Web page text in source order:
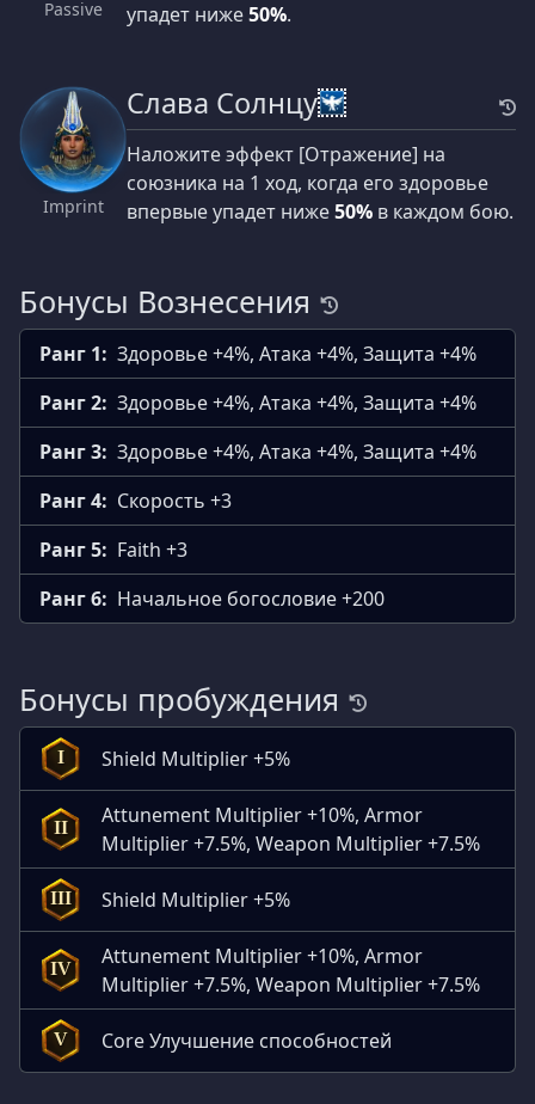
Passive упадет ниже50%.
Imprint
Слава Солнцу
Наложите эффект [Отражение] на
союзника на 1 ход, когда его здоровье
впервые упадет ниже50% в каждом бою.
Бонусы Вознесения
Ранг 1: Здоровье +4%, Атака +4%, Защита +4%
Ранг 2: Здоровье +4%, Атака +4%, Защита +4%
Ранг 3: Здоровье +4%, Атака +4%, Защита +4%
Ранг 4: Скорость +3
Ранг 5: Faith +3
Ранг 6: Начальное богословие +200
Бонусы пробуждения
I Shield Multiplier +5%
II
Attunement Multiplier +10%, Armor
Multiplier +7.5%, Weapon Multiplier +7.5%
III Shield Multiplier +5%
IV
Attunement Multiplier +10%, Armor
Multiplier +7.5%, Weapon Multiplier +7.5%
V Core Улучшение способностей